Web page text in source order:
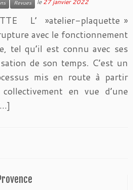
Revues le27 janvier 2022
L’ »atelier-plaquette »
avec le fonctionnement
tel qu’il est connu avec ses
de son temps. C’est un
mis en route à partir
en vue d’une